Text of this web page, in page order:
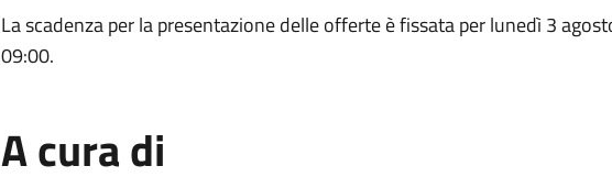
La scadenza per la presentazione delle offerte è fissata per lunedì 3
09:00.
A cura di